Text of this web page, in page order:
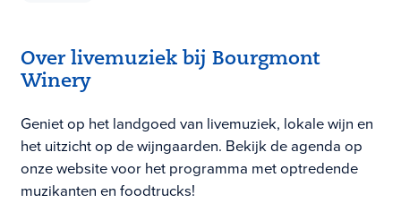
Over livemuziek bij Bourgmont
Winery
Geniet op het landgoed van livemuziek, lokale wijn en
het uitzicht op de wijngaarden. Bekijk de agenda op
onze website voor het programma met optredende
muzikanten en foodtrucks!